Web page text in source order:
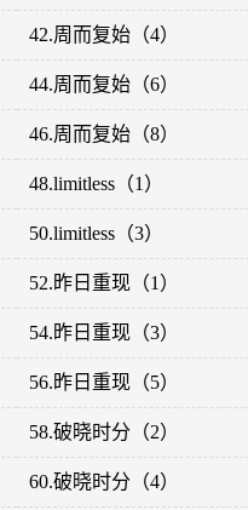
42.周而复始（4）
44.周而复始（6）
46.周而复始（8）
48.limitless（1）
50.limitless（3）
52.昨日重现（1）
54.昨日重现（3）
56.昨日重现（5）
58.破晓时分（2）
60.破晓时分（4）